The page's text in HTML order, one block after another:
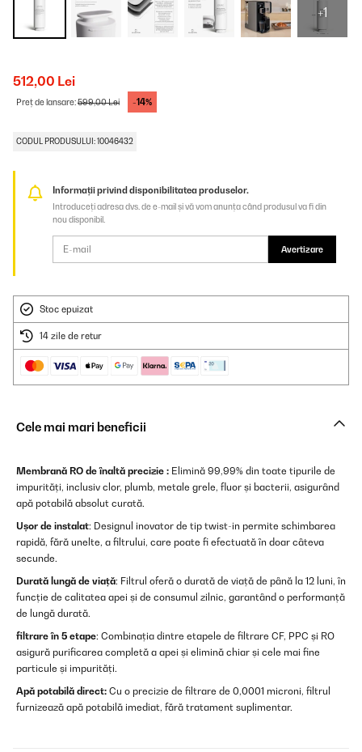
+1
512,00 Lei
Preț de lansare:599,00 Lei -14%
CODUL PRODUSULUI: 10046432
Informații privind disponibilitatea produselor.
Introduceți adresa dvs. de e-mail și vă vom anunța când produsul va fi din
nou disponibil.
Avertizare
Stoc epuizat
14 zile de retur
Cele mai mari beneficii
Membrană RO de înaltă precizie : Elimină 99,99% din toate tipurile de
impurități, inclusiv clor, plumb, metale grele, fluor și bacterii, asigurând
apă potabilă absolut curată.
Ușor de instalat: Designul inovator de tip twist-in permite schimbarea
rapidă, fără unelte, a filtrului, care poate fi efectuată în doar câteva
secunde.
Durată lungă de viață: Filtrul oferă o durată de viață de până la 12 luni, în
funcție de calitatea apei și de consumul zilnic, garantând o performanță
de lungă durată.
filtrare în 5 etape: Combinația dintre etapele de filtrare CF, PPC și RO
asigură purificarea completă a apei și elimină chiar și cele mai fine
particule și impurități.
Apă potabilă direct: Cu o precizie de filtrare de 0,0001 microni, filtrul
furnizează apă potabilă imediat, fără tratament suplimentar.